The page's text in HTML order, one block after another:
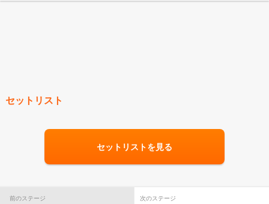
セットリスト
セットリストを見る
前のステージ 次のステージ